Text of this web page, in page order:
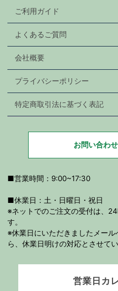
ご利用ガイド
よくあるご質問
会社概要
プライバシーポリシー
特定商取引法に基づく表記
お問い合わ
■営業時間：9:00~17:30
■休業日：土・日曜日・祝日
※ネットでのご注文の受付は、
す。
※休業日にいただきましたメー
ら、休業日明けの対応とさせて
営業日カ